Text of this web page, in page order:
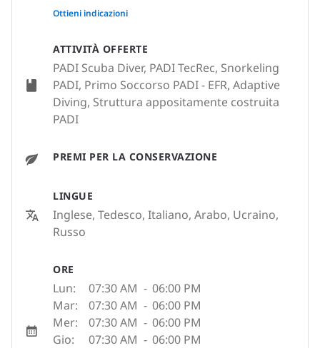
ATTIVITÀ OFFERTE
PADI Scuba Diver, PADI TecRec, Snorkeling
PADI, Primo Soccorso PADI - EFR, Adaptive
Diving, Struttura appositamente costruita
PADI
PREMI PER LA CONSERVAZIONE
LINGUE
Inglese, Tedesco, Italiano, Arabo, Ucraino,
Russo
ORE
Lun: 07:30 AM - 06:00 PM
Mar:
07:30 AM - 06:00 PM
Mer:
07:30 AM - 06:00 PM
Gio:
07:30 AM - 06:00 PM
None
Ottieni indicazioni